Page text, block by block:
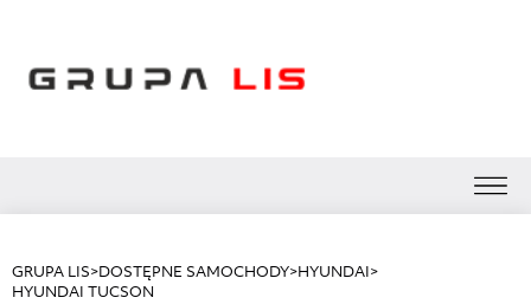
GRUPA LIS>DOSTĘPNE SAMOCHODY>HYUNDAI>
HYUNDAI TUCSON